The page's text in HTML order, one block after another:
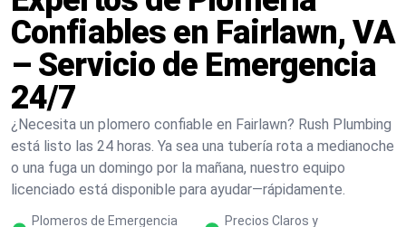
Confiables en Fairlawn, VA
– Servicio de Emergencia
24/7
¿Necesita un plomero confiable en Fairlawn? Rush Plumbing
está listo las 24 horas. Ya sea una tubería rota a medianoche
o una fuga un domingo por la mañana, nuestro equipo
licenciado está disponible para ayudar—rápidamente.
Plomeros de Emergencia
Precios Claros y